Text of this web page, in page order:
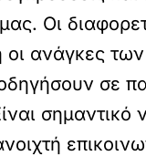
Οι
οι ανάγκες
σε
σημαντικό